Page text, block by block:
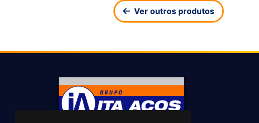
Ver outros produtos